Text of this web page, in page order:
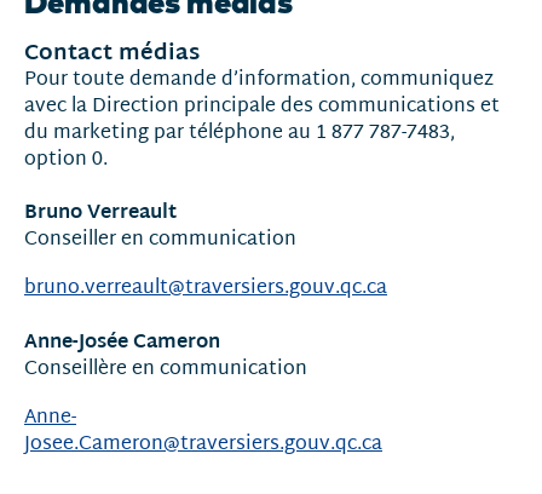
communiqués
Contact médias
Pour toute demande d’information, communiquez
avec la Direction principale des communications et
du marketing par téléphone au 1 877 787-7483,
option 0.
Bruno Verreault
Conseiller en communication
bruno.verreault@traversiers.gouv.qc.ca
Anne-Josée Cameron
Conseillère en communication
Anne-
Josee.Cameron@traversiers.gouv.qc.ca